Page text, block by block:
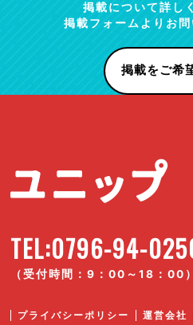
掲載について詳し
掲載フォームよりお問
掲載をご希
TEL:0796-94-
（受付時間：9：00～18：00）
プライバシーポリシー 運営会社